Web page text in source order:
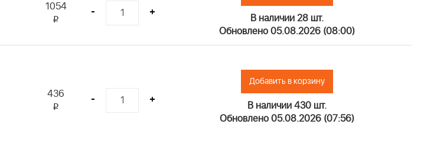
1054
i
- +
В наличии 28 шт.
Обновлено 05.08.2026 (08:00)
436
i
- +
Добавить в корзину
В наличии 430 шт.
Обновлено 05.08.2026 (07:56)